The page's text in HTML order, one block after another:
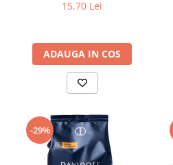
15,70 Lei
ADAUGA IN COS
-29%